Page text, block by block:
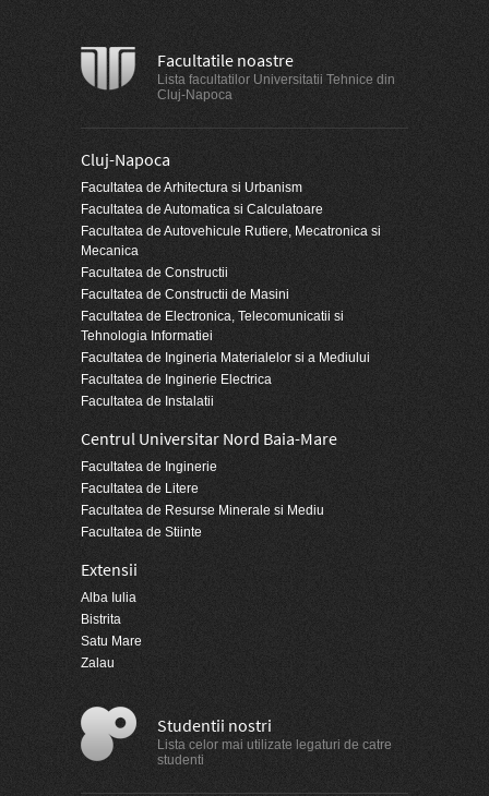
Facultatile noastre
Lista facultatilor Universitatii Tehnice din
Cluj-Napoca
Cluj-Napoca
Facultatea de Arhitectura si Urbanism
Facultatea de Automatica si Calculatoare
Facultatea de Autovehicule Rutiere, Mecatronica si
Mecanica
Facultatea de Constructii
Facultatea de Constructii de Masini
Facultatea de Electronica, Telecomunicatii si
Tehnologia Informatiei
Facultatea de Ingineria Materialelor si a Mediului
Facultatea de Inginerie Electrica
Facultatea de Instalatii
Centrul Universitar Nord Baia-Mare
Facultatea de Inginerie
Facultatea de Litere
Facultatea de Resurse Minerale si Mediu
Facultatea de Stiinte
Extensii
Alba Iulia
Bistrita
Satu Mare
Zalau
Studentii nostri
Lista celor mai utilizate legaturi de catre
studenti